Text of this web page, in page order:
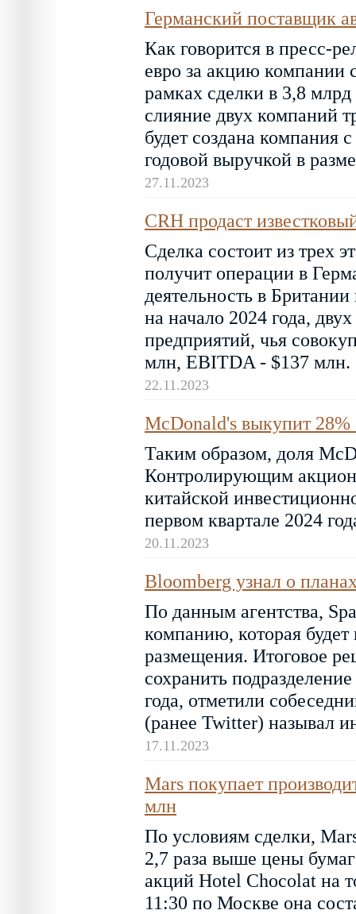
Германский поставщик
Как говорится в пресс-
евро за акцию компании
рамках сделки в 3,8
слияние двух компаний
будет создана компания
годовой выручкой в
27.11.2023
CRH продаст
Сделка состоит из трех
получит операции в
деятельность в
на начало 2024 года,
предприятий, чья
млн, EBITDA - $137 млн.
22.11.2023
McDonald's выкупит 28%
Таким образом, доля
Контролирующим
китайской
первом квартале 2024
20.11.2023
Bloomberg узнал о
По данным агентства,
компанию, которая
размещения. Итоговое
сохранить
года, отметили
(ранее Twitter) называл
17.11.2023
Mars покупает
млн
По условиям сделки,
2,7 раза выше цены
акций Hotel Chocolat на
11:30 по Москве она